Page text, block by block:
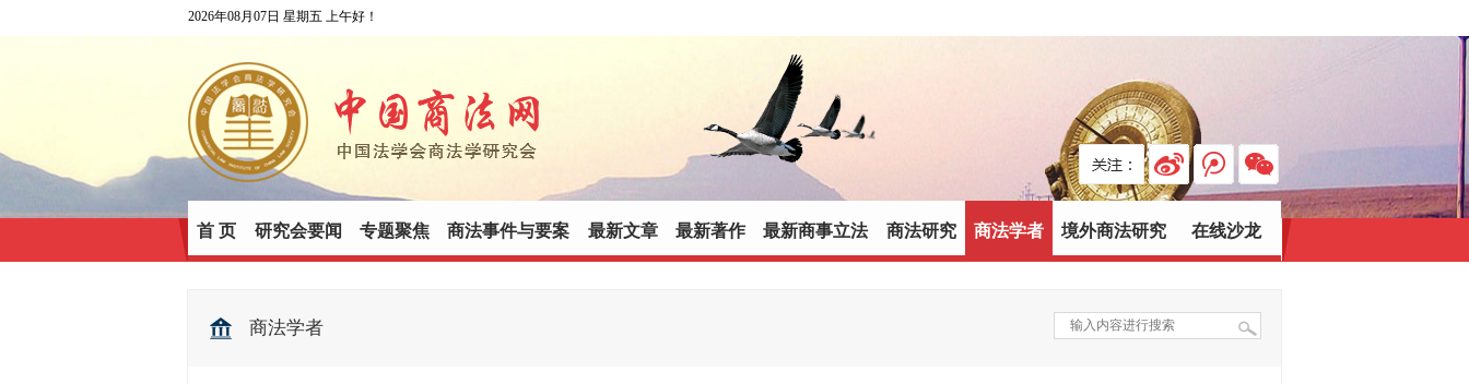
2026年08月07日 星期五 上午好！
首 页 研究会要闻 专题聚焦 商法事件与要案 最新文章 最新著作 最新商事立法 商法研究 商法学者 境外商法研究 在线沙龙
商法学者